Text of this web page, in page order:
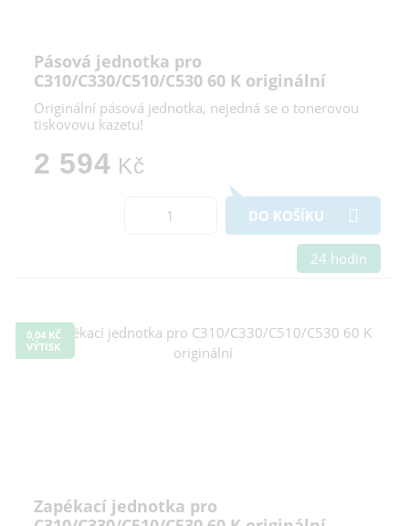
Pásová jednotka pro
C310/C330/C510/C530 60 K originální
Originální pásová jednotka, nejedná se o tonerovou
tiskovovu kazetu!
2 594 Kč
DO KOŠÍKU
24 hodin
0,04 KČ
VÝTISK
Zapékací jednotka pro